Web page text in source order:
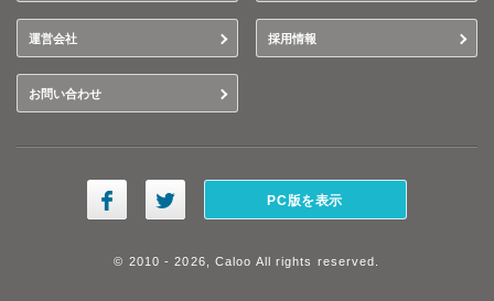
運営会社 採用情報
お問い合わせ
PC版を表示
© 2010 - 2026, Caloo All rights reserved.